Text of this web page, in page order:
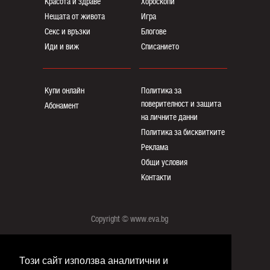
Този сайт използва аналитични и
Нещата от живота
Секс и връзки
Иди и виж
Игра
Блогoве
Списанието
Купи онлайн
Абонамент
Политика за
поверителност и защита
на личните данни
Политика за бисквитките
Реклама
Общи условия
Контакти
Copyright © www.eva.bg